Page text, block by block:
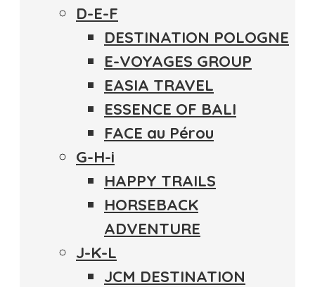
D-E-F
DESTINATION POLOGNE
E-VOYAGES GROUP
EASIA TRAVEL
ESSENCE OF BALI
FACE au Pérou
G-H-i
HAPPY TRAILS
HORSEBACK
ADVENTURE
J-K-L
JCM DESTINATION